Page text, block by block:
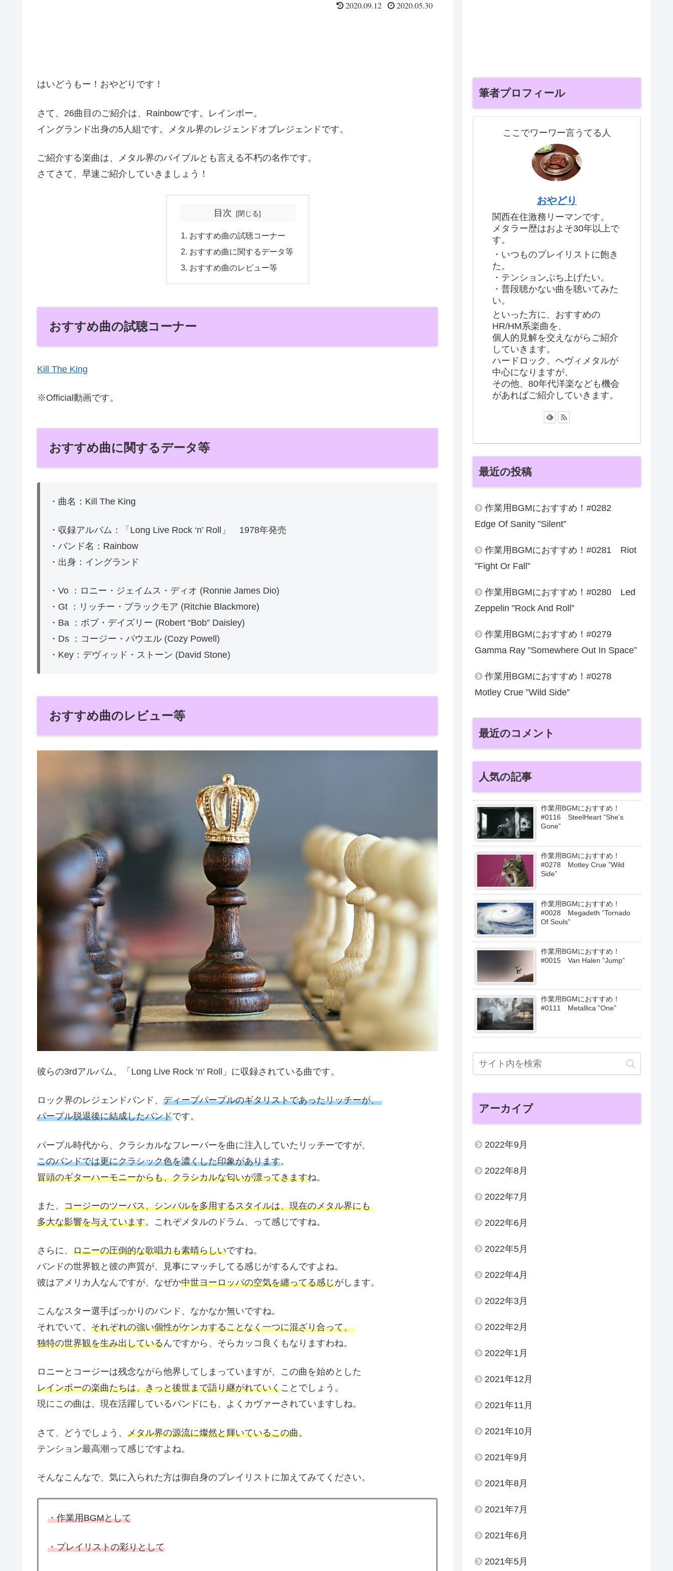
2020.09.12 2020.05.30
はいどうもー！おやどりです！
さて、26曲目のご紹介は、Rainbowです。レインボー。
イングランド出身の5人組です。メタル界のレジェンドオブレジェンドです。
ご紹介する楽曲は、メタル界のバイブルとも言える不朽の名作です。
さてさて、早速ご紹介していきましょう！
目次
おすすめ曲の試聴コーナー
おすすめ曲に関するデータ等
おすすめ曲のレビュー等
おすすめ曲の試聴コーナー
Kill The King
※Official動画です。
おすすめ曲に関するデータ等
・曲名：Kill The King
・収録アルバム：「Long Live Rock ‘n’ Roll」 1978年発売
・バンド名：Rainbow
・出身：イングランド
・Vo ：ロニー・ジェイムス・ディオ (Ronnie James Dio)
・Gt ：リッチー・ブラックモア (Ritchie Blackmore)
・Ba ：ボブ・デイズリー (Robert “Bob” Daisley)
・Ds ：コージー・パウエル (Cozy Powell)
・Key：デヴィッド・ストーン (David Stone)
おすすめ曲のレビュー等
彼らの3rdアルバム、「Long Live Rock ‘n’ Roll」に収録されている曲です。
ロック界のレジェンドバンド、 ディープパープルのギタリストであったリッチーが、
パープル脱退後に結成したバンドです。
パープル時代から、クラシカルなフレーバーを曲に注入していたリッチーですが、
このバンドでは更にクラシック色を濃くした印象があります。
冒頭のギターハーモニーからも、クラシカルな匂いが漂ってきますね。
また、 コージーのツーバス、シンバルを多用するスタイルは、現在のメタル界にも
多大な影響を与えています。これぞメタルのドラム、って感じですね。
さらに、 ロニーの圧倒的な歌唱力も素晴らしいですね。
バンドの世界観と彼の声質が、見事にマッチしてる感じがするんですよね。
彼はアメリカ人なんですが、なぜか中世ヨーロッパの空気を纏ってる感じがします。
こんなスター選手ばっかりのバンド、なかなか無いですね。
それでいて、 それぞれの強い個性がケンカすることなく一つに混ざり合って、
独特の世界観を生み出しているんですから、そらカッコ良くもなりますわね。
ロニーとコージーは残念ながら他界してしまっていますが、この曲を始めとした
レインボーの楽曲たちは、きっと後世まで語り継がれていくことでしょう。
現にこの曲は、現在活躍しているバンドにも、よくカヴァーされていますしね。
さて、どうでしょう、 メタル界の源流に燦然と輝いているこの曲。
テンション最高潮って感じですよね。
そんなこんなで、気に入られた方は御自身のプレイリストに加えてみてください。
・作業用BGMとして
・プレイリストの彩りとして
筆者プロフィール
ここでワーワー言うてる人
おやどり
関西在住激務リーマンです。
メタラー歴はおよそ30年以上で
す。
・いつものプレイリストに飽き
た。
・テンションぶち上げたい。
・普段聴かない曲を聴いてみた
い。
といった方に、おすすめの
HR/HM系楽曲を、
個人的見解を交えながらご紹介
していきます。
ハードロック、ヘヴィメタルが
中心になりますが、
その他、80年代洋楽なども機会
があればご紹介していきます。
最近の投稿
作業用BGMにおすすめ！#0282
Edge Of Sanity ”Silent”
作業用BGMにおすすめ！#0281 Riot
”Fight Or Fall”
作業用BGMにおすすめ！#0280 Led
Zeppelin ”Rock And Roll”
作業用BGMにおすすめ！#0279
Gamma Ray ”Somewhere Out In Space”
作業用BGMにおすすめ！#0278
Motley Crue ”Wild Side”
最近のコメント
人気の記事
作業用BGMにおすすめ！
#0116 SteelHeart ”She's
Gone”
作業用BGMにおすすめ！
#0278 Motley Crue ”Wild
Side”
作業用BGMにおすすめ！
#0028 Megadeth ”Tornado
Of Souls”
作業用BGMにおすすめ！
#0015 Van Halen ”Jump”
作業用BGMにおすすめ！
#0111 Metallica ”One”
アーカイブ
2022年9月
2022年8月
2022年7月
2022年6月
2022年5月
2022年4月
2022年3月
2022年2月
2022年1月
2021年12月
2021年11月
2021年10月
2021年9月
2021年8月
2021年7月
2021年6月
2021年5月